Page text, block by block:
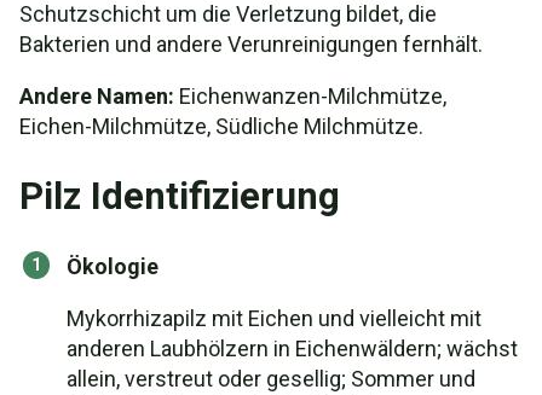
Schutzschicht um die Verletzung bildet, die
Bakterien und andere Verunreinigungen fernhält.
Andere Namen: Eichenwanzen-Milchmütze,
Eichen-Milchmütze, Südliche Milchmütze.
Pilz Identifizierung
Ökologie
Mykorrhizapilz mit Eichen und vielleicht mit
anderen Laubhölzern in Eichenwäldern; wächst
allein, verstreut oder gesellig; Sommer und